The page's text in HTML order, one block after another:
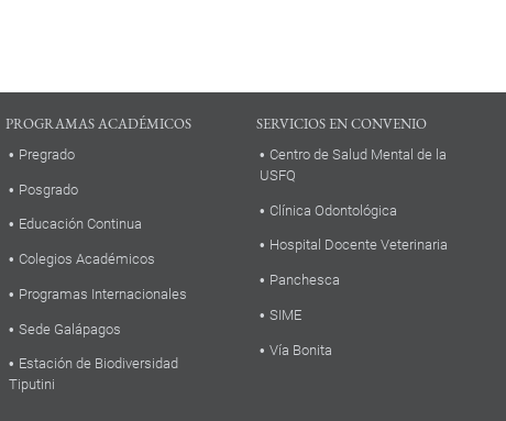
PROGRAMAS ACADÉMICOS
Pregrado
Posgrado
Educación Continua
Colegios Académicos
Programas Internacionales
Sede Galápagos
Estación de Biodiversidad
Tiputini
SERVICIOS EN CONVENIO
Centro de Salud Mental de la
USFQ
Clínica Odontológica
Hospital Docente Veterinaria
Panchesca
SIME
Vía Bonita